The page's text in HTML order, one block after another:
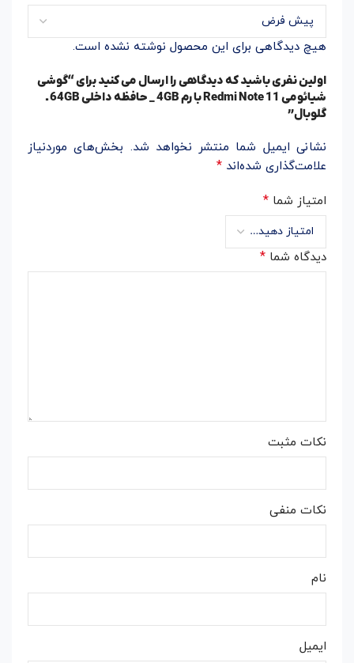
هیچ دیدگاهی برای این محصول نوشته نشده است.
اولین نفری باشید که دیدگاهی را ارسال می کنید برای “گوشی
شیائومی Redmi Note 11 با رم 4GB _ حافظه داخلی 64GB ـ
گلوبال”
نشانی ایمیل شما منتشر نخواهد شد. بخش‌های موردنیاز
علامت‌گذاری شده‌اند *
امتیاز شما *
دیدگاه شما *
نکات مثبت
نکات منفی
نام
ایمیل